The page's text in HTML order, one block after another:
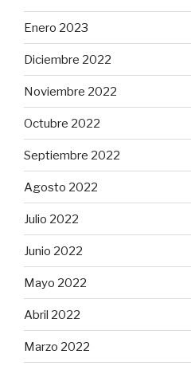
Enero 2023
Diciembre 2022
Noviembre 2022
Octubre 2022
Septiembre 2022
Agosto 2022
Julio 2022
Junio 2022
Mayo 2022
Abril 2022
Marzo 2022